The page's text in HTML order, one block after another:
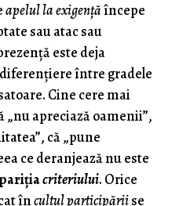
apelul la exigențăîncepe
sau atac sau
este deja
între gradele
Cine cere mai
„nu apreciază oamenii”,
că „pune
ce deranjează nu este
criteriului. Orice
încultul participăriise